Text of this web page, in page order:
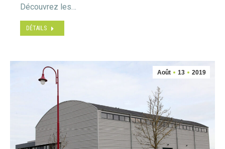
Découvrez les…
DÉTAILS
Août 13 2019